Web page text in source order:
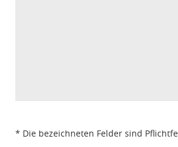
* Die bezeichneten Felder sind